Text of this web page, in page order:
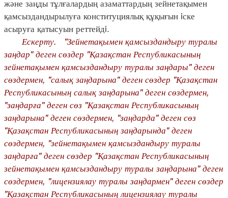
және заңды тұлғалардың азаматтардың зейнетақымен
қамсыздандырылуға конституциялық құқығын iске
асыруға қатысуын реттейдi.
Ескерту.
"Зейнетақымен қамсыздандыру туралы
заңдар" деген сөздер "Қазақстан Республикасының
зейнетақымен қамсыздандыру туралы заңдары" деген
сөздермен, "салық заңдарына" деген сөздер "Қазақстан
Республикасының салық заңдарына" деген сөздермен,
"заңдарға" деген сөз "Қазақстан Республикасының
заңдарына" деген сөздермен, "заңдарда" деген сөз
"Қазақстан Республикасының заңдарында" деген
сөздермен, "зейнетақымен қамсыздандыру туралы
заңдарға" деген сөздер "Қазақстан Республикасының
зейнетақымен қамсыздандыру туралы заңдарына" деген
сөздермен, "лицензиялау туралы заңдармен" деген сөздер
"Қазақстан Республикасының лицензиялау туралы